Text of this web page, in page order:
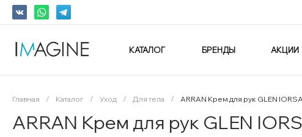
КАТАЛОГ БРЕНДЫ АКЦИИ
Главная / Каталог / Уход / Для тела / ARRAN Крем для рук GLEN
ARRAN Крем для рук GLEN